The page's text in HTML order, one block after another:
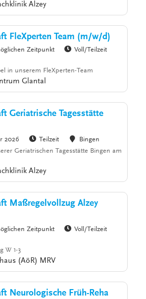
Alzey
FleXperten Team (m/w/d)
Zeitpunkt
Voll/Teilzeit
in unserem FleXperten-Team
Glantal
Geriatrische Tagesstätte
2026 Teilzeit
Bingen
Geriatrischen Tagesstätte Bingen am
Alzey
Maßregelvollzug Alzey
Zeitpunkt
Voll/Teilzeit
W 1-3
(AöR) MRV
Neurologische Früh-Reha